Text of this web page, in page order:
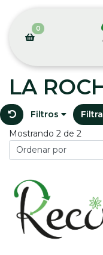
0
LA
Filtros
Mostrando 2 de 2